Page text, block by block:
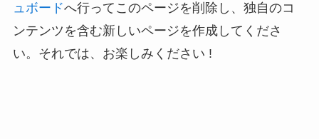
ュボードへ行ってこのページを削除し、独自のコ
ンテンツを含む新しいページを作成してくださ
い。それでは、お楽しみください !